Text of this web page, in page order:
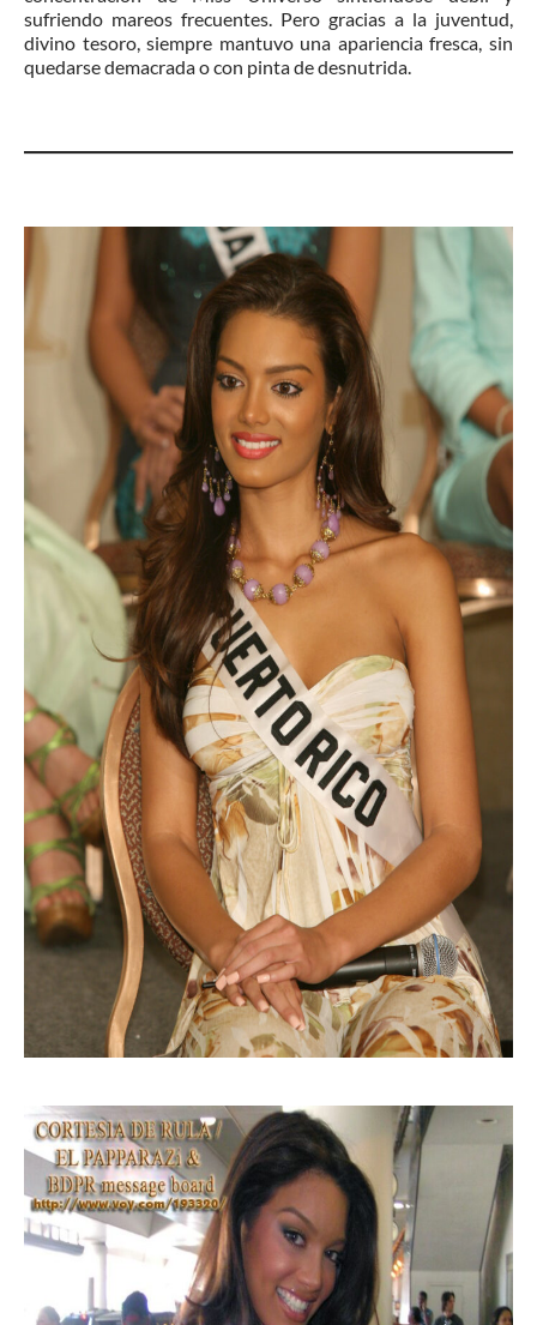
sufriendo mareos frecuentes. Pero gracias a la juventud,
divino tesoro, siempre mantuvo una apariencia fresca, sin
quedarse demacrada o con pinta de desnutrida.